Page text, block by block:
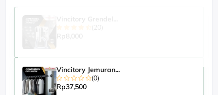
Rp8,000
Vincitory Jemuran...
(0)
Rp37,500